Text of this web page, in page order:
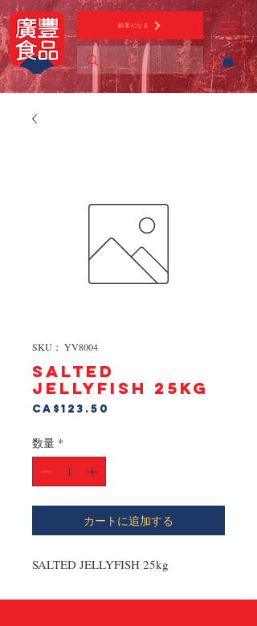
顧客になる
SKU： YV8004
SALTED
JELLYFISH 25kg
CA$123.50
数量 *
カートに追加する
SALTED JELLYFISH 25kg